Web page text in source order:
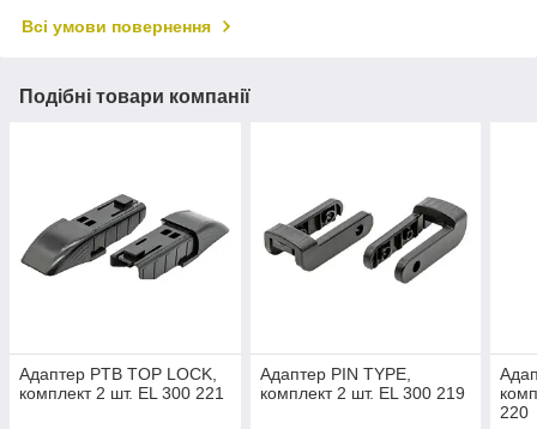
Всі умови повернення
Подібні товари компанії
Адаптер PTB TOP LOCK,
комплект 2 шт. EL 300 221
Адаптер PIN TYPE,
комплект 2 шт. EL 300 219
220